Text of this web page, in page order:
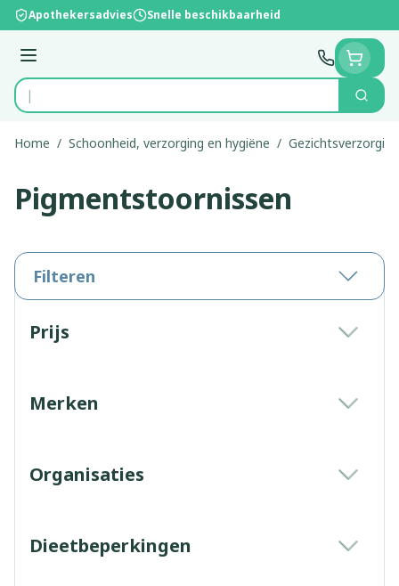
Ga naar de inhoud
Apothekersadvies Snelle beschikbaarheid
Menu
Product, merk, categorie...
Zoek
Home / Schoonheid, verzorging en hygiëne / Gezichtsverzorging
Pigmentstoornissen
Filteren
Prijs
Merken
Organisaties
Dieetbeperkingen